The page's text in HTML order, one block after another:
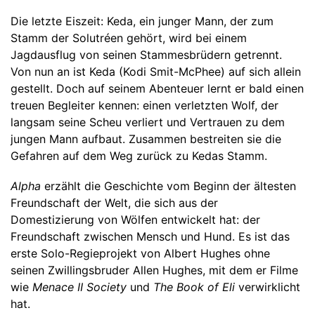
Die letzte Eiszeit: Keda, ein junger Mann, der zum
Stamm der Solutréen gehört, wird bei einem
Jagdausflug von seinen Stammesbrüdern getrennt.
Von nun an ist Keda (Kodi Smit-McPhee) auf sich allein
gestellt. Doch auf seinem Abenteuer lernt er bald einen
treuen Begleiter kennen: einen verletzten Wolf, der
langsam seine Scheu verliert und Vertrauen zu dem
jungen Mann aufbaut. Zusammen bestreiten sie die
Gefahren auf dem Weg zurück zu Kedas Stamm.
Alpha erzählt die Geschichte vom Beginn der ältesten
Freundschaft der Welt, die sich aus der
Domestizierung von Wölfen entwickelt hat: der
Freundschaft zwischen Mensch und Hund. Es ist das
erste Solo-Regieprojekt von Albert Hughes ohne
seinen Zwillingsbruder Allen Hughes, mit dem er Filme
wie Menace II Society und The Book of Eli verwirklicht
hat.